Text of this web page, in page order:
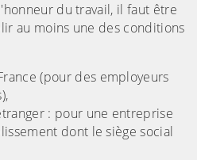
du travail, il faut être
au moins une des conditions
(pour des employeurs
: pour une entreprise
dont le siège social